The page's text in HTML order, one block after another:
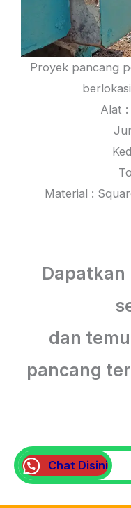
Proyek pancang
Alat
Material :
dan
pancang
Chat Disini